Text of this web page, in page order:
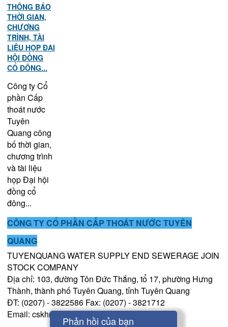
THÔNG BÁO
THỜI GIAN,
CHƯƠNG
TRÌNH, TÀI
LIỆU HỌP ĐẠI
HỘI ĐỒNG
CỔ ĐÔNG...
Công ty Cổ
phần Cấp
thoát nước
Tuyên
Quang công
bố thời gian,
chương trình
và tài liệu
họp Đại hội
đồng cổ
đông...
CÔNG TY CỔ PHẦN CẤP THOÁT NƯỚC TUYÊN
QUANG
TUYENQUANG WATER SUPPLY END SEWERAGE JOIN
STOCK COMPANY
Địa chỉ: 103, đường Tôn Đức Thắng, tổ 17, phường Hưng
Thành, thành phố Tuyên Quang, tỉnh Tuyên Quang
ĐT: (0207) - 3822586 Fax: (0207) - 3821712
Email: cskhnuoctuyenquang@gmail.com
Phản hồi của bạn